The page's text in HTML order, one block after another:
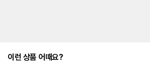
이런 상품 어때요?